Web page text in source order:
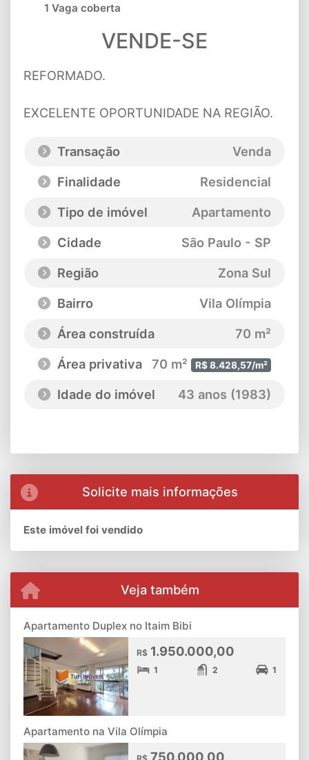
1 Vaga coberta
VENDE-SE
REFORMADO.
EXCELENTE OPORTUNIDADE NA REGIÃO.
Transação
Venda
Finalidade
Residencial
Tipo de imóvel
Apartamento
Cidade
São Paulo - SP
Região
Zona Sul
Bairro
Vila Olímpia
Área construída
70 m²
Área privativa
70 m² R$ 8.428,57/m²
Idade do imóvel 43 anos (1983)
Solicite mais informações
Este imóvel foi vendido
Veja também
Apartamento Duplex no Itaim Bibi
R$ 1.950.000,00
1 2 1
Apartamento na Vila Olímpia
750.000,00